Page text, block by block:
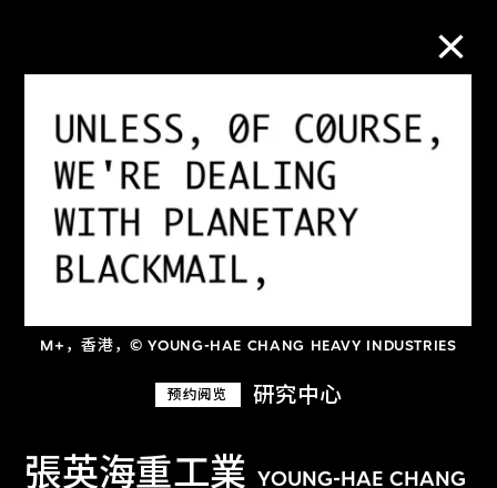
M+，香港，© YOUNG-HAE CHANG HEAVY INDUSTRIES
预约阅览 研究中心
張英海重工業 YOUNG-HAE CHANG
M+藏品
进一步筛选
关于M+藏品
探索世界顶级的二十及二十一世纪视觉
文化藏品。